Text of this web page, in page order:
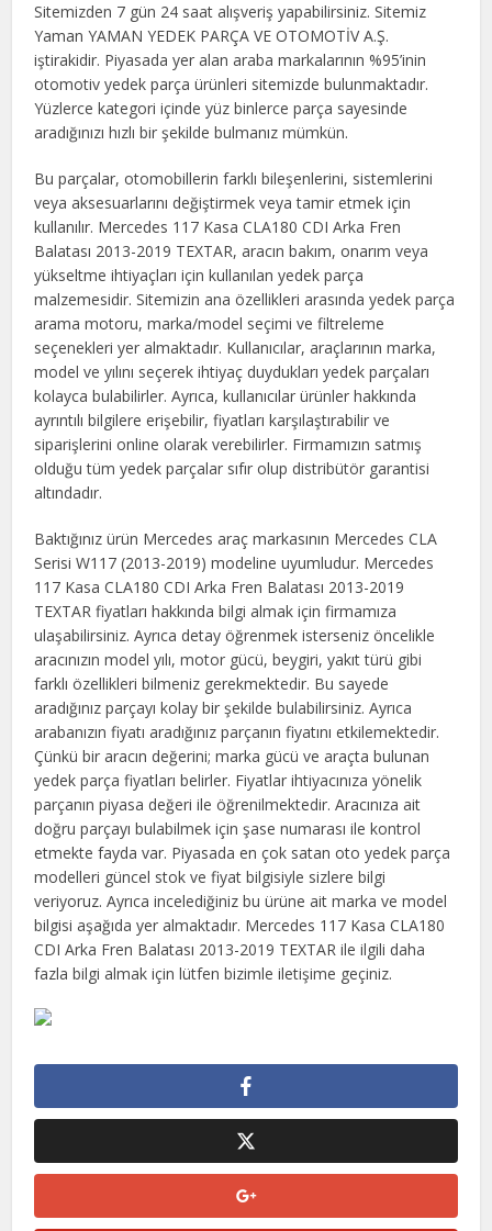
Sitemizden 7 gün 24 saat alışveriş yapabilirsiniz. Sitemiz
Yaman YAMAN YEDEK PARÇA VE OTOMOTİV A.Ş.
iştirakidir. Piyasada yer alan araba markalarının %95’inin
otomotiv yedek parça ürünleri sitemizde bulunmaktadır.
Yüzlerce kategori içinde yüz binlerce parça sayesinde
aradığınızı hızlı bir şekilde bulmanız mümkün.
Bu parçalar, otomobillerin farklı bileşenlerini, sistemlerini
veya aksesuarlarını değiştirmek veya tamir etmek için
kullanılır. Mercedes 117 Kasa CLA180 CDI Arka Fren
Balatası 2013-2019 TEXTAR, aracın bakım, onarım veya
yükseltme ihtiyaçları için kullanılan yedek parça
malzemesidir. Sitemizin ana özellikleri arasında yedek parça
arama motoru, marka/model seçimi ve filtreleme
seçenekleri yer almaktadır. Kullanıcılar, araçlarının marka,
model ve yılını seçerek ihtiyaç duydukları yedek parçaları
kolayca bulabilirler. Ayrıca, kullanıcılar ürünler hakkında
ayrıntılı bilgilere erişebilir, fiyatları karşılaştırabilir ve
siparişlerini online olarak verebilirler. Firmamızın satmış
olduğu tüm yedek parçalar sıfır olup distribütör garantisi
altındadır.
Baktığınız ürün Mercedes araç markasının Mercedes CLA
Serisi W117 (2013-2019) modeline uyumludur. Mercedes
117 Kasa CLA180 CDI Arka Fren Balatası 2013-2019
TEXTAR fiyatları hakkında bilgi almak için firmamıza
ulaşabilirsiniz. Ayrıca detay öğrenmek isterseniz öncelikle
aracınızın model yılı, motor gücü, beygiri, yakıt türü gibi
farklı özellikleri bilmeniz gerekmektedir. Bu sayede
aradığınız parçayı kolay bir şekilde bulabilirsiniz. Ayrıca
arabanızın fiyatı aradığınız parçanın fiyatını etkilemektedir.
Çünkü bir aracın değerini; marka gücü ve araçta bulunan
yedek parça fiyatları belirler. Fiyatlar ihtiyacınıza yönelik
parçanın piyasa değeri ile öğrenilmektedir. Aracınıza ait
doğru parçayı bulabilmek için şase numarası ile kontrol
etmekte fayda var. Piyasada en çok satan oto yedek parça
modelleri güncel stok ve fiyat bilgisiyle sizlere bilgi
veriyoruz. Ayrıca incelediğiniz bu ürüne ait marka ve model
bilgisi aşağıda yer almaktadır. Mercedes 117 Kasa CLA180
CDI Arka Fren Balatası 2013-2019 TEXTAR ile ilgili daha
fazla bilgi almak için lütfen bizimle iletişime geçiniz.